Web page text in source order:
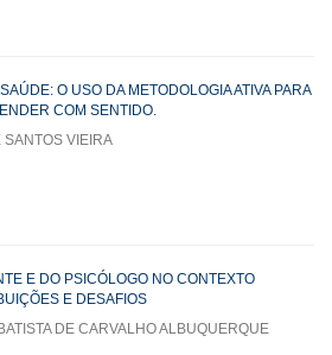
O USO DA METODOLOGIA ATIVA PARA
COM SENTIDO.
SANTOS VIEIRA
E DO PSICÓLOGO NO CONTEXTO
E DESAFIOS
DE CARVALHO ALBUQUERQUE